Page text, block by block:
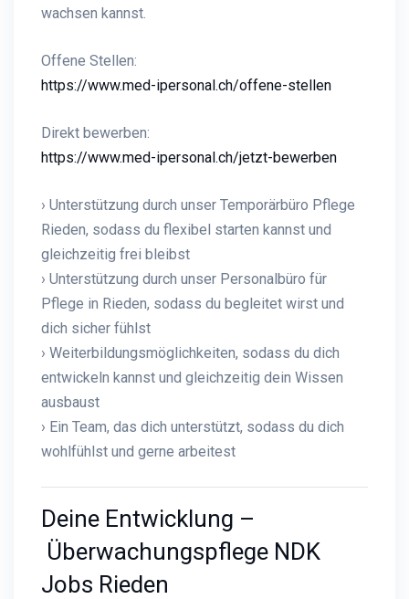
wachsen kannst.
Offene Stellen:
https://www.med-ipersonal.ch/offene-stellen
Direkt bewerben:
https://www.med-ipersonal.ch/jetzt-bewerben
› Unterstützung durch unser Temporärbüro Pflege
Rieden, sodass du flexibel starten kannst und
gleichzeitig frei bleibst
› Unterstützung durch unser Personalbüro für
Pflege in Rieden, sodass du begleitet wirst und
dich sicher fühlst
› Weiterbildungsmöglichkeiten, sodass du dich
entwickeln kannst und gleichzeitig dein Wissen
ausbaust
› Ein Team, das dich unterstützt, sodass du dich
wohlfühlst und gerne arbeitest
Deine Entwicklung –
Überwachungspflege NDK
Jobs Rieden